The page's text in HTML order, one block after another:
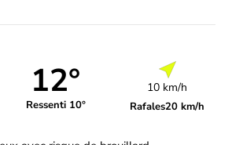
12°
Ressenti 10°
10 km/h
Rafales20 km/h